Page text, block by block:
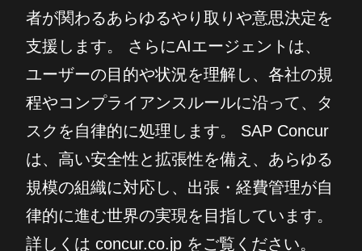
者が関わるあらゆるやり取りや意思決定を
支援します。 さらにAIエージェントは、
ユーザーの目的や状況を理解し、各社の規
程やコンプライアンスルールに沿って、タ
スクを自律的に処理します。 SAP Concur
は、高い安全性と拡張性を備え、あらゆる
規模の組織に対応し、出張・経費管理が自
律的に進む世界の実現を目指しています。
詳しくは concur.co.jp をご覧ください。